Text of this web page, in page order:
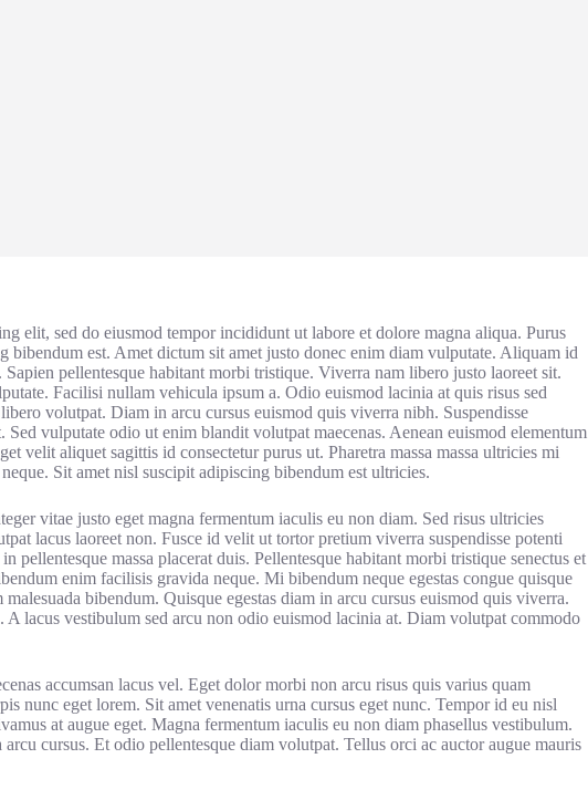
elit, sed do eiusmod tempor incididunt ut labore et dolore magna aliqua. Purus
bibendum est. Amet dictum sit amet justo donec enim diam vulputate. Aliquam id
pellentesque habitant morbi tristique. Viverra nam libero justo laoreet sit.
Facilisi nullam vehicula ipsum a. Odio euismod lacinia at quis risus sed
volutpat. Diam in arcu cursus euismod quis viverra nibh. Suspendisse
vulputate odio ut enim blandit volutpat maecenas. Aenean euismod elementum
velit aliquet sagittis id consectetur purus ut. Pharetra massa massa ultricies mi
Sit amet nisl suscipit adipiscing bibendum est ultricies.
vitae justo eget magna fermentum iaculis eu non diam. Sed risus ultricies
lacus laoreet non. Fusce id velit ut tortor pretium viverra suspendisse potenti
pellentesque massa placerat duis. Pellentesque habitant morbi tristique senectus et
enim facilisis gravida neque. Mi bibendum neque egestas congue quisque
bibendum. Quisque egestas diam in arcu cursus euismod quis viverra.
A lacus vestibulum sed arcu non odio euismod lacinia at. Diam volutpat commodo
accumsan lacus vel. Eget dolor morbi non arcu risus quis varius quam
nunc eget lorem. Sit amet venenatis urna cursus eget nunc. Tempor id eu nisl
at augue eget. Magna fermentum iaculis eu non diam phasellus vestibulum.
cursus. Et odio pellentesque diam volutpat. Tellus orci ac auctor augue mauris